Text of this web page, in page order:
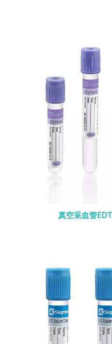
真空采血管